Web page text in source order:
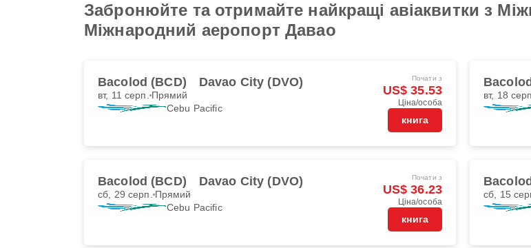
Забронюйте та отримайте найкращі авіаквитки з
Міжнародний аеропорт Давао
Bacolod (BCD) Davao City (DVO)
вт, 11 серп. Прямий
Cebu Pacific
Почати з
US$ 35.53
Ціна/особа
книга
вт, 18 серп.
Bacolod (BCD) Davao City (DVO)
сб, 29 серп. Прямий
Cebu Pacific
Почати з
US$ 36.23
Ціна/особа
книга
сб, 15